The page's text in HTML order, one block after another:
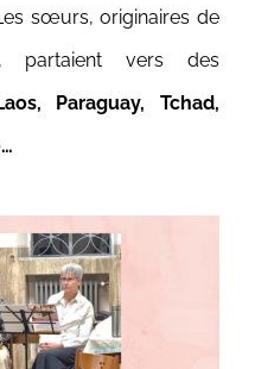
sœurs, originaires de
partaient vers des
Paraguay, Tchad,